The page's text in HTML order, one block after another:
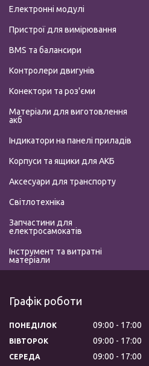
Електронні модулі
Пристрої для вимірювання
BMS та балансири
Контролери двигунів
Конектори та роз'єми
Матеріали для виготовлення
акб
Індикатори на панелі приладів
Корпуси та ящики для АКБ
Аксесуари для транспорту
Світлотехніка
Запчастини для
електросамокатів
Інструмент та витратні
матеріали
Графік роботи
ПОНЕДІЛОК 09:00 17:00
ВІВТОРОК 09:00 17:00
СЕРЕДА 09:00 17:00